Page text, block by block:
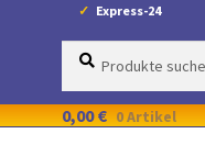
Express-24
Suche
Suchen
0,00€ 0 Artikel